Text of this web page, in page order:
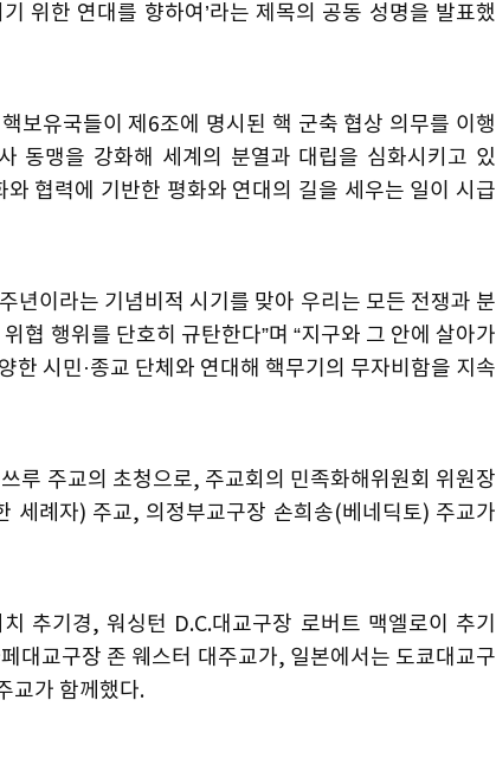
위한 연대를 향하여’라는 제목의 공동 성명을 발표했
보유국들이 제6조에 명시된 핵 군축 협상 의무를 이행
동맹을 강화해 세계의 분열과 대립을 심화시키고 있
와 협력에 기반한 평화와 연대의 길을 세우는 일이 시급
년이라는 기념비적 시기를 맞아 우리는 모든 전쟁과 분
협 행위를 단호히 규탄한다”며 “지구와 그 안에 살아가
한 시민·종교 단체와 연대해 핵무기의 무자비함을 지속
루 주교의 초청으로, 주교회의 민족화해위원회 위원장
세례자) 주교, 의정부교구장 손희송(베네딕토) 주교가
추기경, 워싱턴 D.C.대교구장 로버트 맥엘로이 추기
대교구장 존 웨스터 대주교가, 일본에서는 도쿄대교구
교가 함께했다.